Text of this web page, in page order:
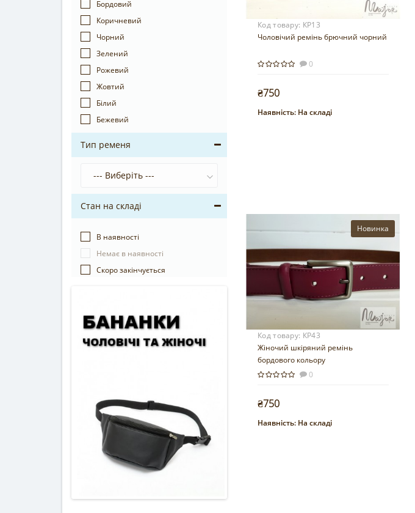
Бордовий
Коричневий
Чорний
Зелений
Рожевий
Жовтий
Білий
Бежевий
Тип ременя
Стан на складі
В наявності
Немає в наявності
Cкоро закінчується
Код товару: КР13
Чоловічий ремінь брючний чорний
0
₴750
Купити
Наявність: На складі
Новинка
Код товару: КР43
Жіночий шкіряний ремінь
бордового кольору
0
₴750
Купити
Наявність: На складі